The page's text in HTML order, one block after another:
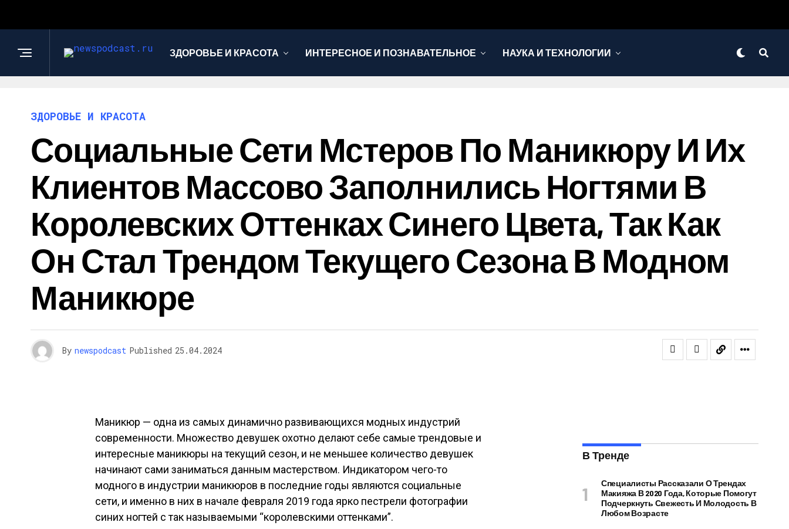
ЗДОРОВЬЕ И КРАСОТА ИНТЕРЕСНОЕ И ПОЗНАВАТЕЛЬНОЕ НАУКА И ТЕХНОЛОГИИ
ЗДОРОВЬЕ И КРАСОТА
Социальные Сети Мстеров По Маникюру И Их
Клиентов Массово Заполнились Ногтями В
Королевских Оттенках Синего Цвета, Так Как
Он Стал Трендом Текущего Сезона В Модном
Маникюре
By newspodcast Published 25.04.2024
Маникюр — одна из самых динамично развивающихся модных индустрий
современности. Множество девушек охотно делают себе самые трендовые и
интересные маникюры на текущий сезон, и не меньшее количество девушек
начинают сами заниматься данным мастерством. Индикатором чего-то
модного в индустрии маникюров в последние годы являются социальные
сети, и именно в них в начале февраля 2019 года ярко пестрели фотографии
синих ногтей с так называемыми “королевскими оттенками”.
В Тренде
Специалисты Рассказали О Трендах
Макияжа В 2020 Года, Которые Помогут
Подчеркнуть Свежесть И Молодость В
Любом Возрасте